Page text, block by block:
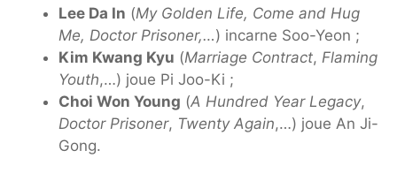
Lee Da In (My Golden Life, Come and Hug
Me, Doctor Prisoner,…) incarne Soo-Yeon ;
Kim Kwang Kyu (Marriage Contract, Flaming
Youth,…) joue Pi Joo-Ki ;
Choi Won Young (A Hundred Year Legacy,
Doctor Prisoner, Twenty Again,…) joue An Ji-
Gong.